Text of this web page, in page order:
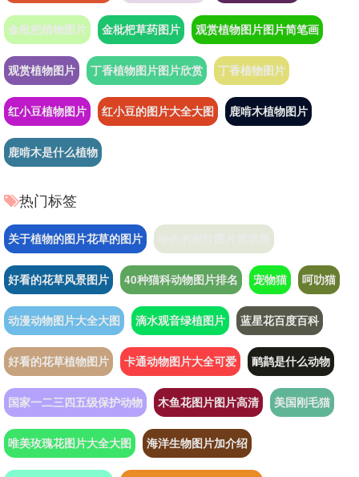
金枇杷植物图片 金枇杷草药图片 观赏植物图片图片简笔画
观赏植物图片 丁香植物图片图片欣赏 丁香植物图片
红小豆植物图片 红小豆的图片大全大图 鹿啃木植物图片
鹿啃木是什么植物
热门标签
关于植物的图片花草的图片
好看的花草风景图片 40种猫科动物图片排名 宠物猫 呵叻猫
动漫动物图片大全大图 滴水观音绿植图片 蓝星花百度百科
好看的花草植物图片 卡通动物图片大全可爱 鸸鹋是什么动物
国家一二三四五级保护动物 木鱼花图片图片高清 美国刚毛猫
唯美玫瑰花图片大全大图 海洋生物图片加介绍